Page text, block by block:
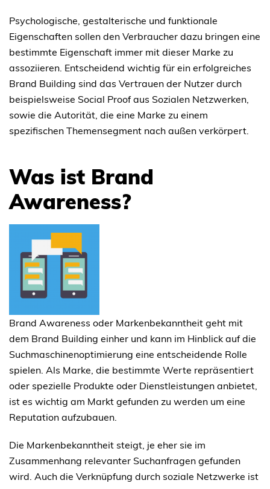
Psychologische, gestalterische und funktionale
Eigenschaften sollen den Verbraucher dazu bringen eine
bestimmte Eigenschaft immer mit dieser Marke zu
assoziieren. Entscheidend wichtig für ein erfolgreiches
Brand Building sind das Vertrauen der Nutzer durch
beispielsweise Social Proof aus Sozialen Netzwerken,
sowie die Autorität, die eine Marke zu einem
spezifischen Themensegment nach außen verkörpert.
Was ist Brand
Awareness?
Brand Awareness oder Markenbekanntheit geht mit
dem Brand Building einher und kann im Hinblick auf die
Suchmaschinenoptimierung eine entscheidende Rolle
spielen. Als Marke, die bestimmte Werte repräsentiert
oder spezielle Produkte oder Dienstleistungen anbietet,
ist es wichtig am Markt gefunden zu werden um eine
Reputation aufzubauen.
Die Markenbekanntheit steigt, je eher sie im
Zusammenhang relevanter Suchanfragen gefunden
wird. Auch die Verknüpfung durch soziale Netzwerke ist